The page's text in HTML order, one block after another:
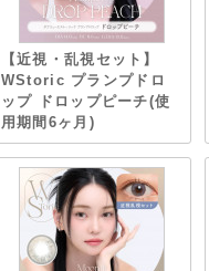
【近視・乱視セット】
WStoric プランプドロ
ップ ドロップピーチ(使
用期間6ヶ月)